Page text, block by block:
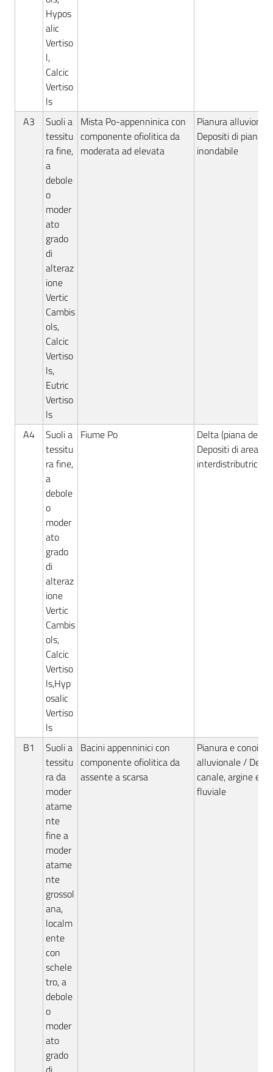
Hypos
alic
Vertiso
l,
Calcic
Vertiso
ls
A3
Suoli a
tessitu
ra fine,
a
debole
o
moder
ato
grado
di
alteraz
ione
Vertic
Cambis
ols,
Calcic
Vertiso
ls,
Eutric
Vertiso
ls
Mista Po-appenninica con
componente ofiolitica da
moderata ad elevata
Pianura
Depositi di piana
inondabile
A4
Suoli a
tessitu
ra fine,
a
debole
o
moder
ato
grado
di
alteraz
ione
Vertic
Cambis
ols,
Calcic
Vertiso
ls,Hyp
osalic
Vertiso
ls
Fiume Po
Delta (piana
Depositi di area
interdistributrice
B1
Suoli a
tessitu
ra da
moder
atame
nte
fine a
moder
atame
nte
grossol
ana,
localm
ente
con
schele
tro, a
debole
o
moder
ato
grado
Bacini appenninici con
componente ofiolitica da
assente a scarsa
Pianura e conoide
alluvionale /
canale, argine e
fluviale